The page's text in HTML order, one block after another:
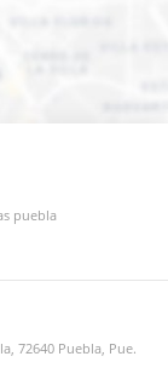
puebla
72640 Puebla, Pue.